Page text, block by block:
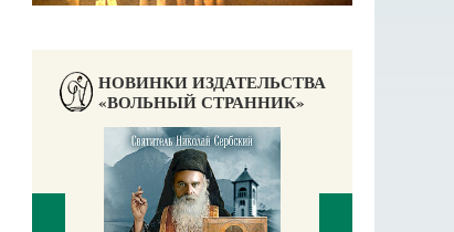
НОВИНКИ ИЗДАТЕЛЬСТВА
«ВОЛЬНЫЙ СТРАННИК»